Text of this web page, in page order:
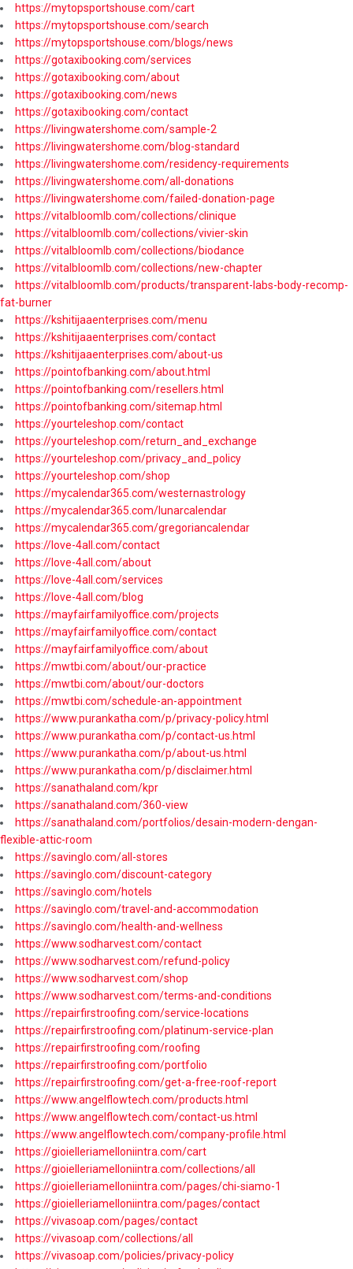
https://mytopsportshouse.com/cart
https://mytopsportshouse.com/search
https://mytopsportshouse.com/blogs/news
https://gotaxibooking.com/services
https://gotaxibooking.com/about
https://gotaxibooking.com/news
https://gotaxibooking.com/contact
https://livingwatershome.com/sample-2
https://livingwatershome.com/blog-standard
https://livingwatershome.com/residency-requirements
https://livingwatershome.com/all-donations
https://livingwatershome.com/failed-donation-page
https://vitalbloomlb.com/collections/clinique
https://vitalbloomlb.com/collections/vivier-skin
https://vitalbloomlb.com/collections/biodance
https://vitalbloomlb.com/collections/new-chapter
https://vitalbloomlb.com/products/transparent-labs-body-recomp-
fat-burner
https://kshitijaaenterprises.com/menu
https://kshitijaaenterprises.com/contact
https://kshitijaaenterprises.com/about-us
https://pointofbanking.com/about.html
https://pointofbanking.com/resellers.html
https://pointofbanking.com/sitemap.html
https://yourteleshop.com/contact
https://yourteleshop.com/return_and_exchange
https://yourteleshop.com/privacy_and_policy
https://yourteleshop.com/shop
https://mycalendar365.com/westernastrology
https://mycalendar365.com/lunarcalendar
https://mycalendar365.com/gregoriancalendar
https://love-4all.com/contact
https://love-4all.com/about
https://love-4all.com/services
https://love-4all.com/blog
https://mayfairfamilyoffice.com/projects
https://mayfairfamilyoffice.com/contact
https://mayfairfamilyoffice.com/about
https://mwtbi.com/about/our-practice
https://mwtbi.com/about/our-doctors
https://mwtbi.com/schedule-an-appointment
https://www.purankatha.com/p/privacy-policy.html
https://www.purankatha.com/p/contact-us.html
https://www.purankatha.com/p/about-us.html
https://www.purankatha.com/p/disclaimer.html
https://sanathaland.com/kpr
https://sanathaland.com/360-view
https://sanathaland.com/portfolios/desain-modern-dengan-
flexible-attic-room
https://savinglo.com/all-stores
https://savinglo.com/discount-category
https://savinglo.com/hotels
https://savinglo.com/travel-and-accommodation
https://savinglo.com/health-and-wellness
https://www.sodharvest.com/contact
https://www.sodharvest.com/refund-policy
https://www.sodharvest.com/shop
https://www.sodharvest.com/terms-and-conditions
https://repairfirstroofing.com/service-locations
https://repairfirstroofing.com/platinum-service-plan
https://repairfirstroofing.com/roofing
https://repairfirstroofing.com/portfolio
https://repairfirstroofing.com/get-a-free-roof-report
https://www.angelflowtech.com/products.html
https://www.angelflowtech.com/contact-us.html
https://www.angelflowtech.com/company-profile.html
https://gioielleriamelloniintra.com/cart
https://gioielleriamelloniintra.com/collections/all
https://gioielleriamelloniintra.com/pages/chi-siamo-1
https://gioielleriamelloniintra.com/pages/contact
https://vivasoap.com/pages/contact
https://vivasoap.com/collections/all
https://vivasoap.com/policies/privacy-policy